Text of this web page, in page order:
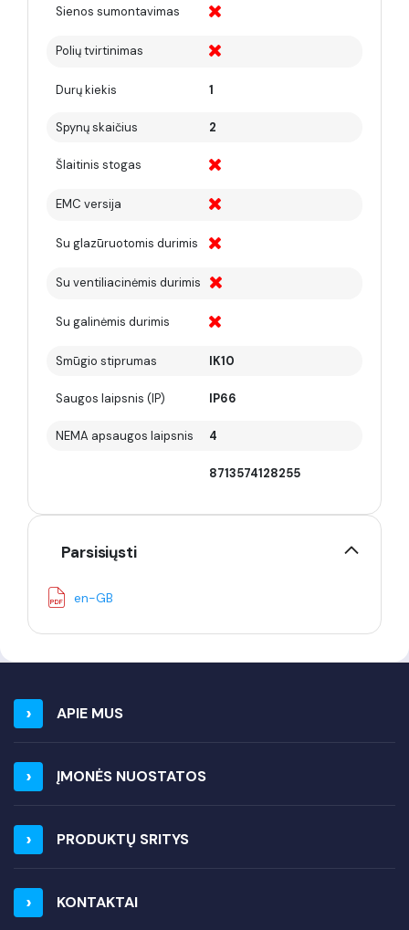
Sienos sumontavimas
Polių tvirtinimas
Durų kiekis 1
Spynų skaičius 2
Šlaitinis stogas
EMC versija
Su glazūruotomis durimis
Su ventiliacinėmis durimis
Su galinėmis durimis
Smūgio stiprumas IK10
Saugos laipsnis (IP) IP66
NEMA apsaugos laipsnis 4
8713574128255
Parsisiųsti
en-GB
APIE MUS
ĮMONĖS NUOSTATOS
PRODUKTŲ SRITYS
KONTAKTAI